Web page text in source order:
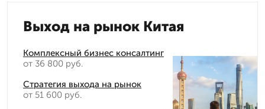
Выход на рынок Китая
Комплексный бизнес консалтинг
от 36 800 руб.
Стратегия выхода на рынок
от 51 600 руб.